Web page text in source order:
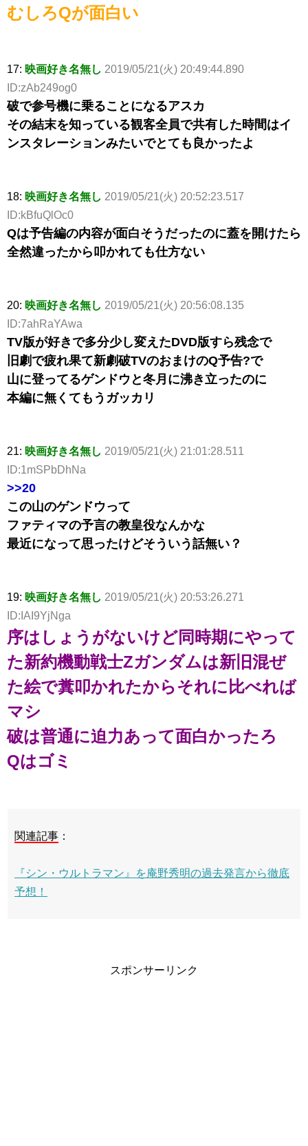
むしろQが面白い
17: 映画好き名無し 2019/05/21(火) 20:49:44.890
ID:zAb249og0
破で参号機に乗ることになるアスカ
その結末を知っている観客全員で共有した時間はイ
ンスタレーションみたいでとても良かったよ
18: 映画好き名無し 2019/05/21(火) 20:52:23.517
ID:kBfuQlOc0
Qは予告編の内容が面白そうだったのに蓋を開けたら
全然違ったから叩かれても仕方ない
20: 映画好き名無し 2019/05/21(火) 20:56:08.135
ID:7ahRaYAwa
TV版が好きで多分少し変えたDVD版すら残念で
旧劇で疲れ果て新劇破TVのおまけのQ予告?で
山に登ってるゲンドウと冬月に沸き立ったのに
本編に無くてもうガッカリ
21: 映画好き名無し 2019/05/21(火) 21:01:28.511
ID:1mSPbDhNa
>>20
この山のゲンドウって
ファティマの予言の教皇役なんかな
最近になって思ったけどそういう話無い？
19: 映画好き名無し 2019/05/21(火) 20:53:26.271
ID:IAI9YjNga
序はしょうがないけど同時期にやって
た新約機動戦士Zガンダムは新旧混ぜ
た絵で糞叩かれたからそれに比べれば
マシ
破は普通に迫力あって面白かったろ
Qはゴミ
関連記事 ：
『シン・ウルトラマン』を庵野秀明の過去発言から徹底
予想！
スポンサーリンク